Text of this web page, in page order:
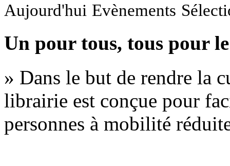
Aujourd'hui Evènements
Un pour tous, tous pour
» Dans le but de rendre la
librairie est conçue pour
personnes à mobilité